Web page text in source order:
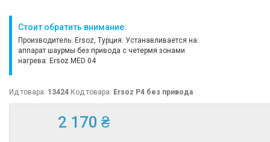
Стоит обратить внимание:
Производитель: Ersoz, Турция. Устанавливается на:
аппарат шаурмы без привода с четермя зонами
нагрева: Ersoz MED 04
Ид товара: 13424 Код товара: Ersoz Р4 без привода
2 170 ₴